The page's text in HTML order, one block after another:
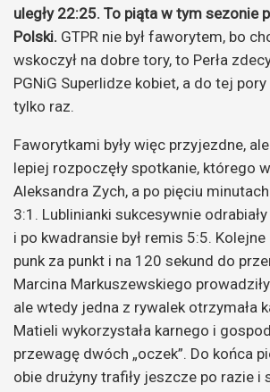
uległy 22:25. To piąta w tym sezonie
Polski. GTPR nie był faworytem, bo
wskoczył na dobre tory, to Perła
PGNiG Superlidze kobiet, a do tej pory
tylko raz.
Faworytkami były więc przyjezdne,
lepiej rozpoczęły spotkanie, którego
Aleksandra Zych, a po pięciu
3:1. Lublinianki sukcesywnie
i po kwadransie był remis 5:5.
punk za punkt i na 120 sekund do
Marcina Markuszewskiego
ale wtedy jedna z rywalek otrzymała
Matieli wykorzystała karnego i
przewagę dwóch „oczek”. Do końca
obie drużyny trafiły jeszcze po razie i